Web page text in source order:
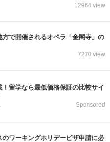
12964 view
方で開催されるオペラ「金閣寺」の
7270 view
留学なら最低価格保証の比較サイ
] Sponsored
のワーキングホリデービザ申請に必